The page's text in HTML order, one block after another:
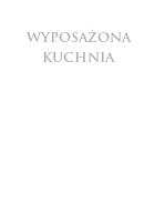
WYPOSAŻONA
KUCHNIA